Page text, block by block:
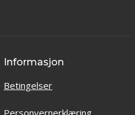
Informasjon
Betingelser
Personvernerklæring